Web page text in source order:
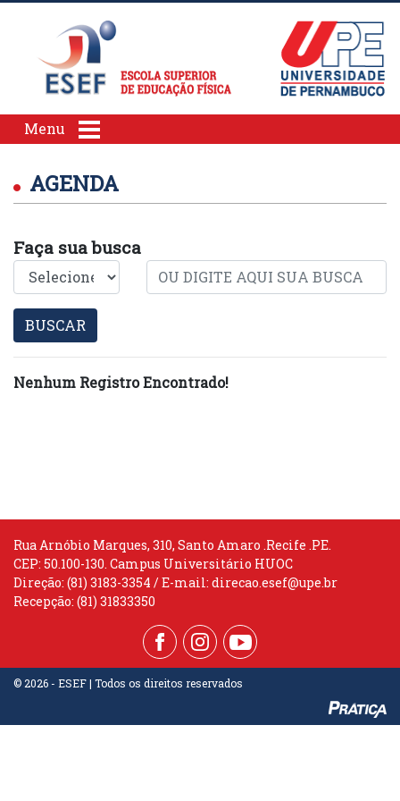
Menu
AGENDA
Faça sua busca
BUSCAR
Nenhum Registro Encontrado!
Rua Arnóbio Marques, 310, Santo Amaro .Recife .PE.
CEP: 50.100-130. Campus Universitário HUOC
Direção: (81) 3183-3354 / E-mail: direcao.esef@upe.br
Recepção: (81) 31833350
© 2026 - ESEF | Todos os direitos reservados